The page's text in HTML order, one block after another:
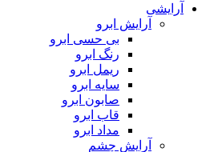
آرایشی
آرایش ابرو
بی حسی ابرو
رنگ ابرو
ریمل ابرو
سایه ابرو
صابون ابرو
قاب ابرو
مداد ابرو
آرایش چشم